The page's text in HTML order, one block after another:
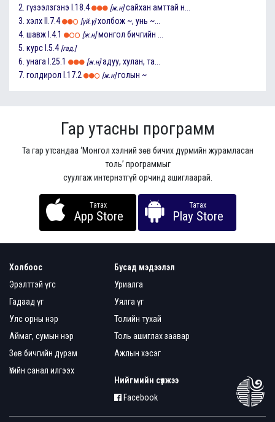
2. гүзээлзгэнэ I.18.4 [ж.н] сайхан амттай н...
3. хэлх II.7.4 [үй.ү] холбож ~, унь ~...
4. шавж I.4.1 [ж.н] монгол бичгийн ...
5. курс I.5.4 [гад.]
6. унага I.25.1 [ж.н] адуу, хулан, та...
7. голдирол I.17.2 [ж.н] голын ~
Гар утасны программ
Та гар утсандаа ‘Монгол хэлний зөв бичих дүрмийн журамласан
толь’ программыг
суулгаж интернэтгүй орчинд ашиглаарай.
Татах
App Store
Татах
Play Store
Холбоос
Эрэлттэй үгс
Гадаад үг
Улс орны нэр
Аймаг, сумын нэр
Зөв бичгийн дүрэм
Үгийн санал илгээх
Бусад мэдээлэл
Уриалга
Уялга үг
Толийн тухай
Толь ашиглах заавар
Ажлын хэсэг
Нийгмийн сүлжээ
Facebook